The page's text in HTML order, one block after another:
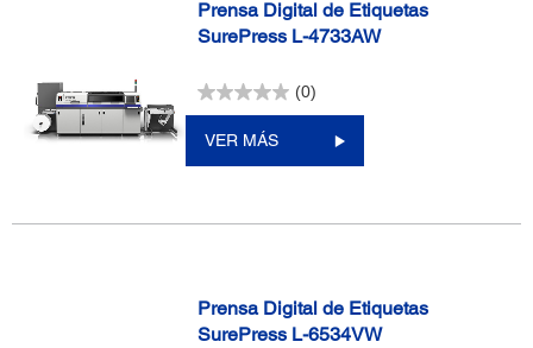
Prensa Digital de Etiquetas
SurePress L-4733AW
(0)
VER MÁS
Prensa Digital de Etiquetas
SurePress L-6534VW